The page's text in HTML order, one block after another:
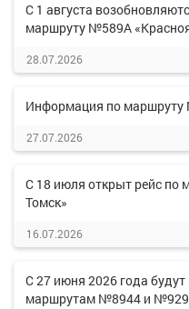
С 1 августа
маршруту №589А
28.07.2026
Информация по
27.07.2026
С 18 июля открыт рейс по
Томск»
16.07.2026
С 27 июня 2026 года
маршрутам №8944 и